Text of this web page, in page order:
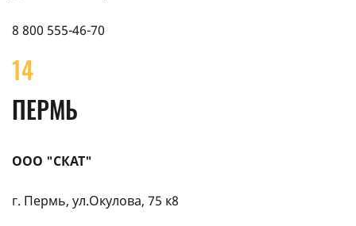
8 800 555-46-70
14
ПЕРМЬ
ООО "СКАТ"
г. Пермь, ул.Окулова, 75 к8